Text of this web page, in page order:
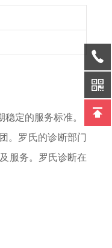
定的服务标准。
。罗氏的诊断部门
服务。罗氏诊断在